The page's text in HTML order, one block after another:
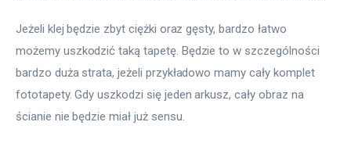
Jeżeli klej będzie zbyt ciężki oraz gęsty, bardzo łatwo
możemy uszkodzić taką tapetę. Będzie to w szczególności
bardzo duża strata, jeżeli przykładowo mamy cały komplet
fototapety. Gdy uszkodzi się jeden arkusz, cały obraz na
ścianie nie będzie miał już sensu.